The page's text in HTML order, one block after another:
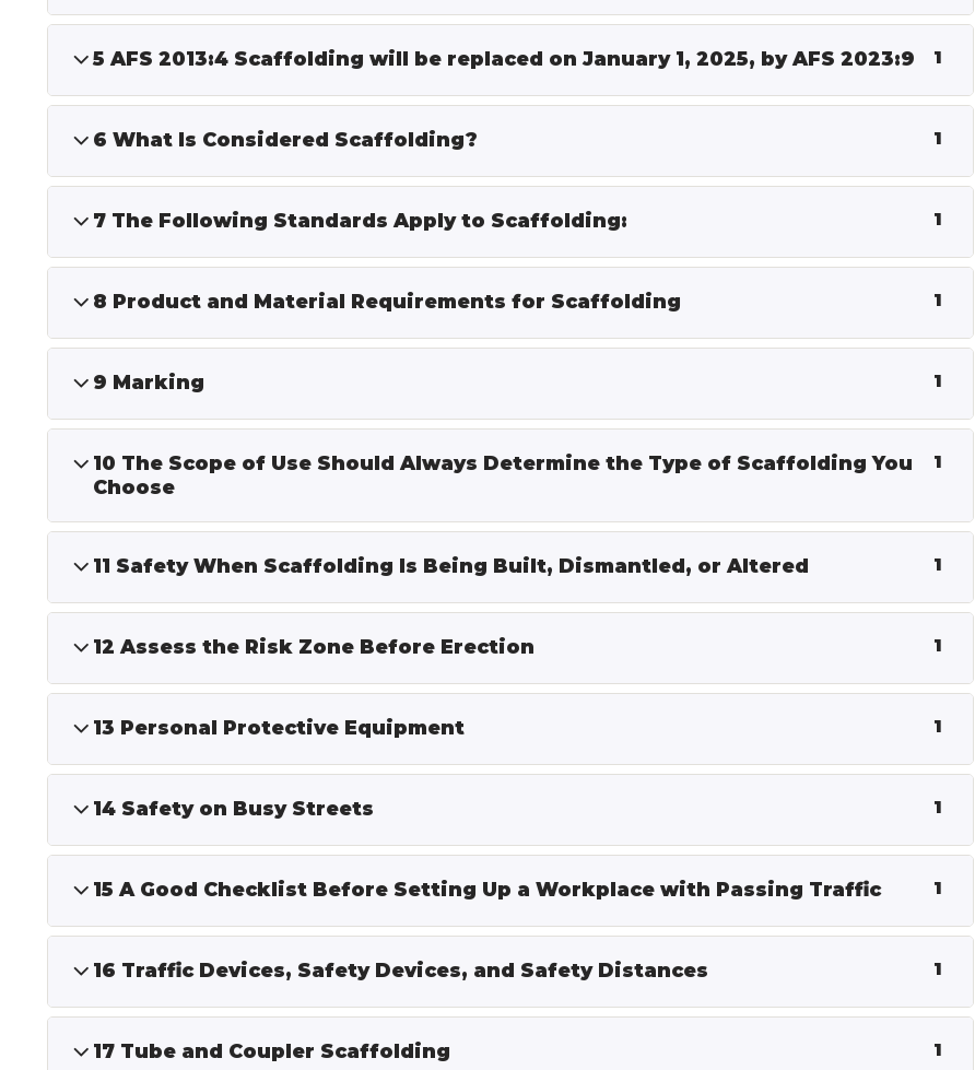
5 AFS 2013:4 Scaffolding will be replaced on January 1, 2025, by AFS 2023:9 1
6 What Is Considered Scaffolding? 1
7 The Following Standards Apply to Scaffolding: 1
8 Product and Material Requirements for Scaffolding 1
9 Marking 1
10 The Scope of Use Should Always Determine the Type of Scaffolding You
Choose
1
11 Safety When Scaffolding Is Being Built, Dismantled, or Altered 1
12 Assess the Risk Zone Before Erection 1
13 Personal Protective Equipment 1
14 Safety on Busy Streets 1
15 A Good Checklist Before Setting Up a Workplace with Passing Traffic 1
16 Traffic Devices, Safety Devices, and Safety Distances 1
17 Tube and Coupler Scaffolding 1